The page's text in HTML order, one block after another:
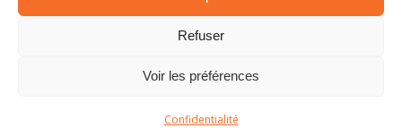
Refuser
Voir les préférences
Confidentialité
ARTICLES SIMILAIRES